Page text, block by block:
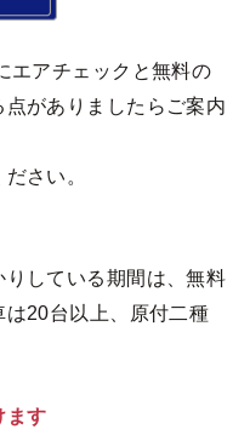
エアチェックと無料の
がありましたらご案内
さい。
している期間は、無料
20台以上、原付二種
ます